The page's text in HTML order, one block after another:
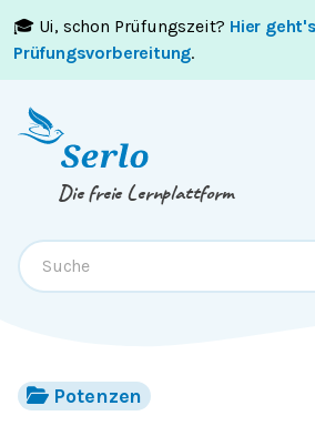
🎓 Ui, schon Prüfungszeit? Hier
Prüfungsvorbereitung.
Springe zumInhaltoderFooter
Die freie Lernplattform
Potenzen